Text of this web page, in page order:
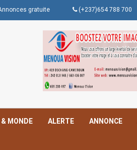
gratuite (+237)654 788 700
MONDE ALERTE ANNONCE